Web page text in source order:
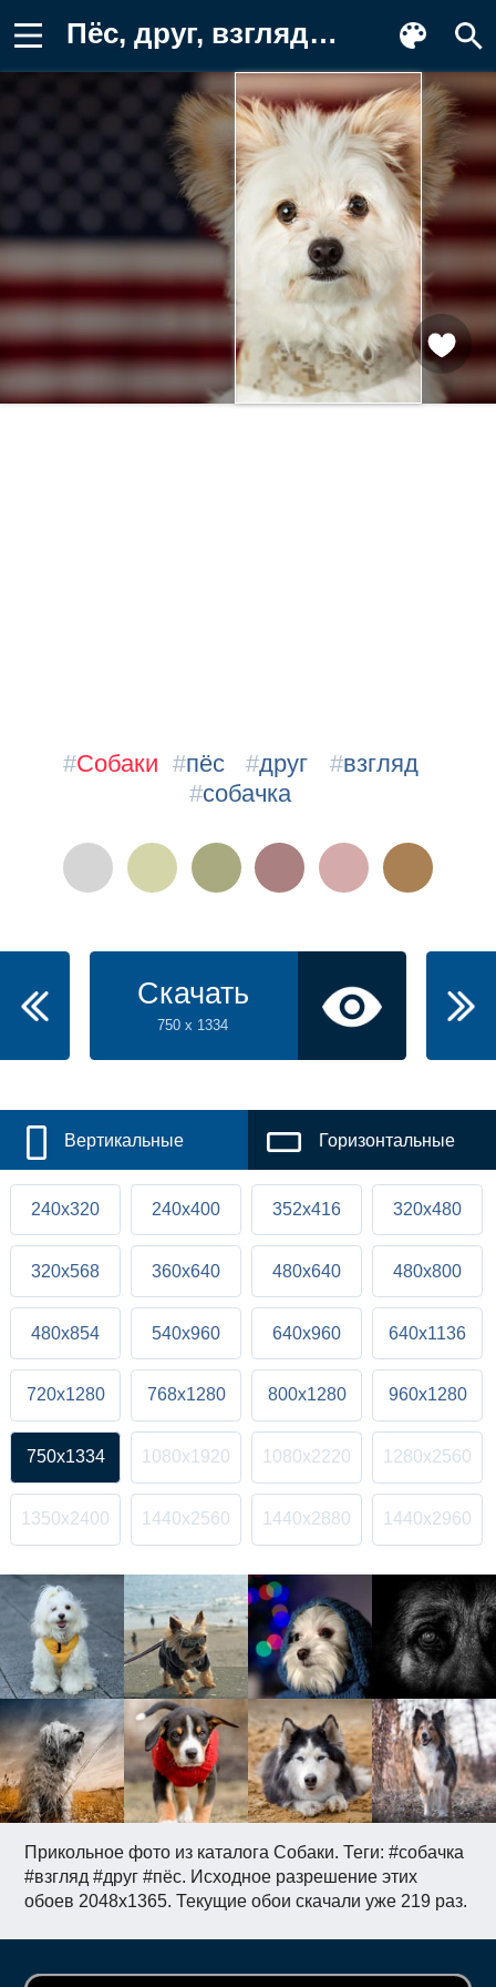
Пёс, друг, взгляд, собачка Фото
Прикольное фото из каталога Собаки. Теги: #собачка
#взгляд #друг #пёс. Исходное разрешение этих
обоев 2048x1365. Текущие обои скачали уже 219 раз.
#Собаки #пёс #друг #взгляд
#собачка
Скачать
750 x 1334
Вертикальные Горизонтальные
240x320 240x400 352x416 320x480
320x568 360x640 480x640 480x800
480x854 540x960 640x960 640x1136
720x1280 768x1280 800x1280 960x1280
750x1334 1080x1920 1080x2220 1280x2560
1350x2400 1440x2560 1440x2880 1440x2960